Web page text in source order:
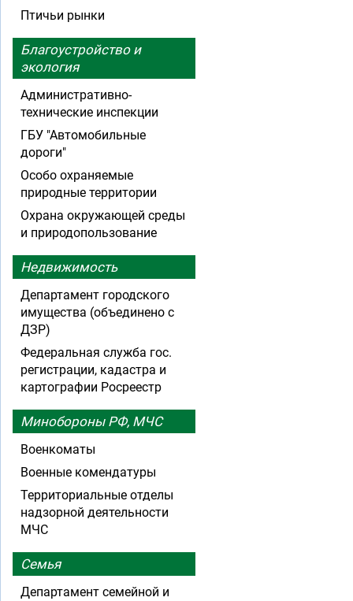
Птичьи рынки
Благоустройство и
экология
Административно-
технические инспекции
ГБУ "Автомобильные
дороги"
Особо охраняемые
природные территории
Охрана окружающей среды
и природопользование
Недвижимость
Департамент городского
имущества (объединено с
ДЗР)
Федеральная служба гос.
регистрации, кадастра и
картографии Росреестр
Минобороны РФ, МЧС
Военкоматы
Военные комендатуры
Территориальные отделы
надзорной деятельности
МЧС
Семья
Департамент семейной и